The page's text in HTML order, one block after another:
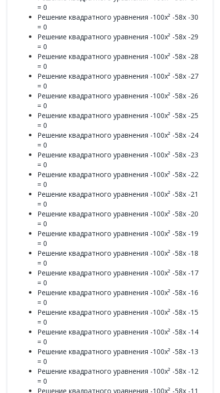
= 0
Решение квадратного уравнения -100x² -58x -30
= 0
Решение квадратного уравнения -100x² -58x -29
= 0
Решение квадратного уравнения -100x² -58x -28
= 0
Решение квадратного уравнения -100x² -58x -27
= 0
Решение квадратного уравнения -100x² -58x -26
= 0
Решение квадратного уравнения -100x² -58x -25
= 0
Решение квадратного уравнения -100x² -58x -24
= 0
Решение квадратного уравнения -100x² -58x -23
= 0
Решение квадратного уравнения -100x² -58x -22
= 0
Решение квадратного уравнения -100x² -58x -21
= 0
Решение квадратного уравнения -100x² -58x -20
= 0
Решение квадратного уравнения -100x² -58x -19
= 0
Решение квадратного уравнения -100x² -58x -18
= 0
Решение квадратного уравнения -100x² -58x -17
= 0
Решение квадратного уравнения -100x² -58x -16
= 0
Решение квадратного уравнения -100x² -58x -15
= 0
Решение квадратного уравнения -100x² -58x -14
= 0
Решение квадратного уравнения -100x² -58x -13
= 0
Решение квадратного уравнения -100x² -58x -12
= 0
Решение квадратного уравнения -100x² -58x -11